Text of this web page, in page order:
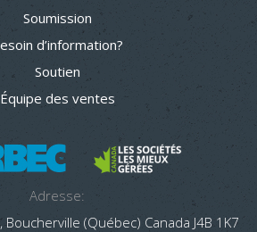
Soumission
d’information?
Soutien
Équipe des ventes
Adresse:
(Québec) Canada J4B 1K7